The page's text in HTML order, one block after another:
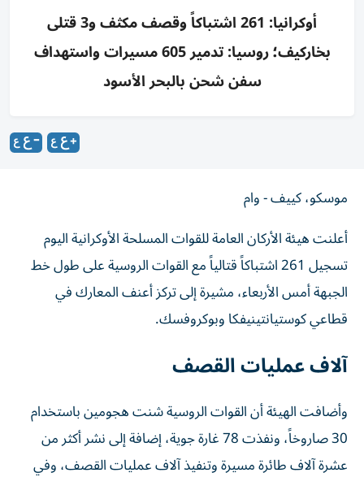
أوكرانيا: 261 اشتباكاً وقصف مكثف و3 قتلى
بخاركيف؛ روسيا: تدمير 605 مسيرات واستهداف
سفن شحن بالبحر الأسود
موسكو، كييف - وام
أعلنت هيئة الأركان العامة للقوات المسلحة الأوكرانية اليوم
تسجيل 261 اشتباكاً قتالياً مع القوات الروسية على طول خط
الجبهة أمس الأربعاء، مشيرة إلى تركز أعنف المعارك في
قطاعي كوستيانتينيفكا وبوكروفسك.
آلاف عمليات القصف
وأضافت الهيئة أن القوات الروسية شنت هجومين باستخدام
30 صاروخاً، ونفذت 78 غارة جوية، إضافة إلى نشر أكثر من
عشرة آلاف طائرة مسيرة وتنفيذ آلاف عمليات القصف، وفي